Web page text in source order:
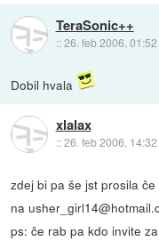
TeraSonic++
::26. feb 2006, 01:52
Dobil hvala
xlalax
::26. feb 2006, 14:32
zdej bi pa še jst prosila
na
ps: če rab pa kdo invite